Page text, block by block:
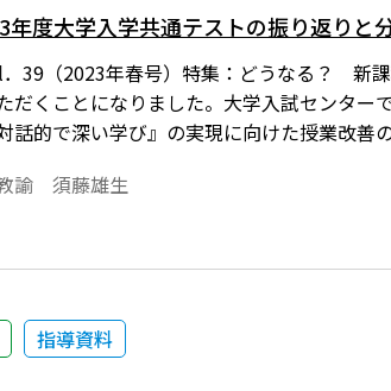
年度大学入学共通テストの振り返りと
39（2023年春号）特集：どうなる？ 新
くことになりました。大学入試センター
話的で深い学び』の実現に向けた授業改
ます。
諭 須藤雄生
指導資料